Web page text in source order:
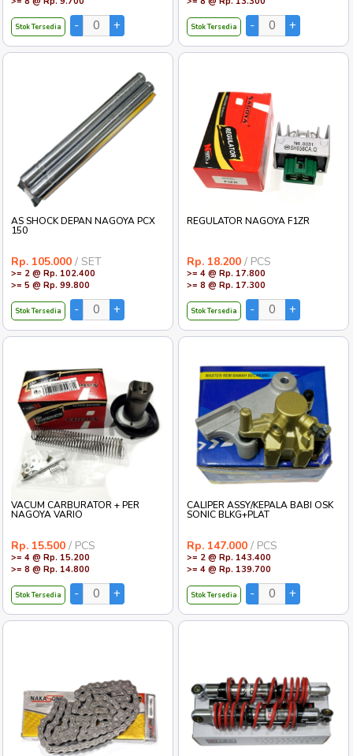
Stok Tersedia Stok Tersedia
AS SHOCK DEPAN NAGOYA PCX
150
Rp. 105.000 / SET
>= 2 @ Rp. 102.400
>= 5 @ Rp. 99.800
Stok Tersedia
REGULATOR NAGOYA F1ZR
Rp. 18.200 / PCS
>= 4 @ Rp. 17.800
>= 8 @ Rp. 17.300
Stok Tersedia
VACUM CARBURATOR + PER
NAGOYA VARIO
Rp. 15.500 / PCS
>= 4 @ Rp. 15.200
>= 8 @ Rp. 14.800
Stok Tersedia
CALIPER ASSY/KEPALA BABI OSK
SONIC BLKG+PLAT
Rp. 147.000 / PCS
>= 2 @ Rp. 143.400
>= 4 @ Rp. 139.700
Stok Tersedia